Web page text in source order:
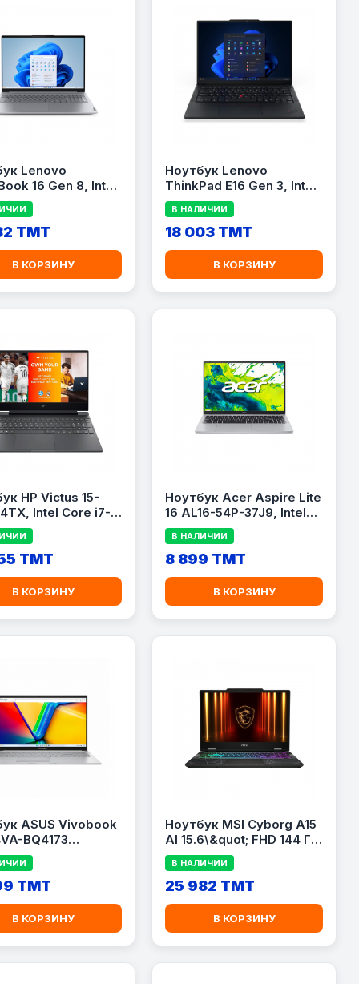
Lenovo
16 Gen 8, Intel
7 255H, 8GB
SSD,
WUXGA IPS,
TMT
В КОРЗИНУ
Ноутбук Lenovo
ThinkPad E16 Gen 3, Intel
Core Ultra 5 225U, 8GB
RAM, 512GB SSD,
16.0\&quot; FHD, Gray
(LAPLE21SR005CUE)
В НАЛИЧИИ
18 003 TMT
В КОРЗИНУ
HP Victus 15-
Intel Core i7-
16GB RAM, 512GB
RTX 4050
FHD
Mica Silver
TMT
В КОРЗИНУ
Ноутбук Acer Aspire Lite
16 AL16-54P-37J9, Intel
Core i3-1305U, 8GB RAM,
256GB SSD, 16.0\&quot;
WUXGA, Silver
(LAPACNX.JN0EM.001)
В НАЛИЧИИ
8 899 TMT
В КОРЗИНУ
ASUS Vivobook
BQ4173
/ Intel Core
150U / 8 ГБ RAM /
SSD / Intel
TMT
В КОРЗИНУ
Ноутбук MSI Cyborg A15
AI 15.6\&quot; FHD 144 Гц
/ AMD Ryzen 7 260 / 16 ГБ
RAM / 512 ГБ SSD /
GeForce RTX 5060 8 ГБ /
RGB / Серый
В НАЛИЧИИ
25 982 TMT
В КОРЗИНУ